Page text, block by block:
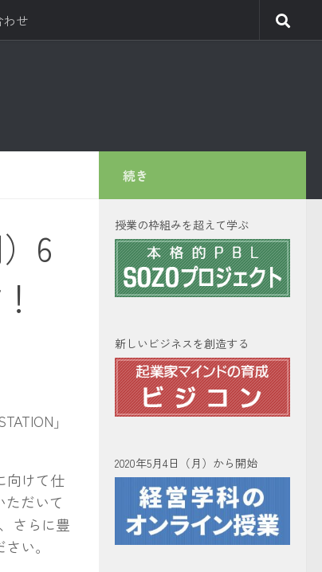
せ
6
」
向けて仕
だいて
さらに豊
い。
続き
授業の枠組みを超えて学ぶ
新しいビジネスを創造する
2020年5月4日（月）から開始